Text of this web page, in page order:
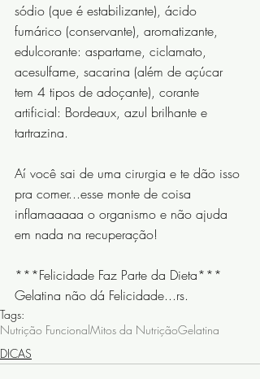
sódio (que é estabilizante), ácido
fumárico (conservante), aromatizante,
edulcorante: aspartame, ciclamato,
acesulfame, sacarina (além de açúcar
tem 4 tipos de adoçante), corante
artificial: Bordeaux, azul brilhante e
tartrazina.
Aí você sai de uma cirurgia e te dão isso
pra comer...esse monte de coisa
inflamaaaaa o organismo e não ajuda
em nada na recuperação!
***Felicidade Faz Parte da Dieta***
Gelatina não dá Felicidade...rs.
Tags:
Nutrição FuncionalMitos da NutriçãoGelatina
DICAS